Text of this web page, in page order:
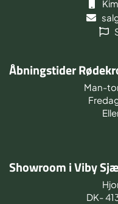
Åbningstider
Man-
Showroom i Viby
DK-